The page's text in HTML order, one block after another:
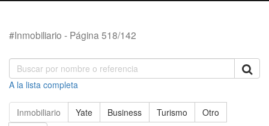
#Inmobiliario - Página 518/142
A la lista completa
Inmobiliario Yate Business Turismo
Otro